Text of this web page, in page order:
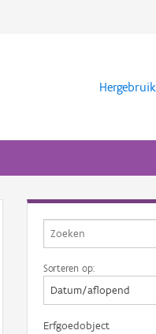
Hergebruik
Sorteren op:
Erfgoedobject